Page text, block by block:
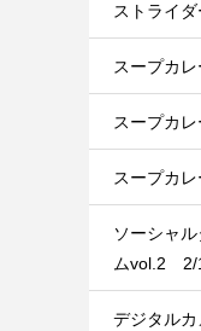
ストライ
スープカ
スープカ
スープカ
ソーシャ
ムvol.2 2/
デジタル